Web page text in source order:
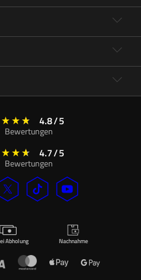
4.8/5
Bewertungen
4.7/5
Bewertungen
Abholung Nachnahme